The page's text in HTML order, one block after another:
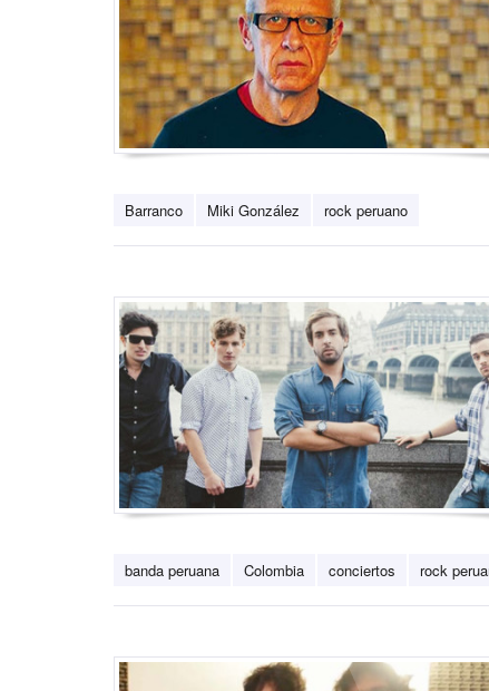
Barranco Miki González rock peruano
banda peruana Colombia conciertos rock